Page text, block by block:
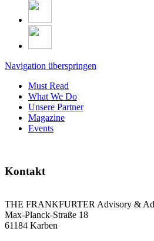
Navigation überspringen
Must Read
What We Do
Unsere Partner
Magazine
Events
Kontakt
THE FRANKFURTER Advisory &
Max-Planck-Straße 18
61184 Karben